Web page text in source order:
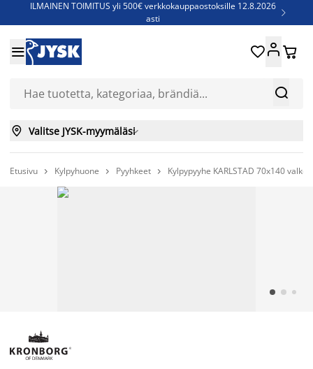
ILMAINEN TOIMITUS yli 500€ verkkokauppaostoksille 12.8.2026
asti

Jenkkisänkyjä - Säästä jopa 60%


 
 Valitse JYSK-myymäläsi
Etusivu  Kylpyhuone  Pyyhkeet  Kylpypyyhe KARLSTAD 70x140